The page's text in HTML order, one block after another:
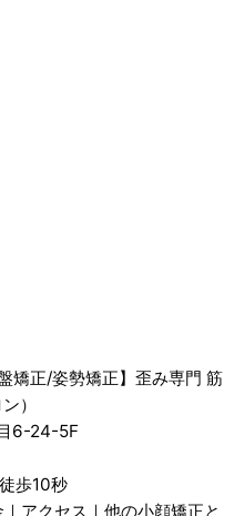
矯正/姿勢矯正】歪み専門 筋
）
6-24-5F
歩10秒
｜ アクセス ｜ 他の小顔矯正と